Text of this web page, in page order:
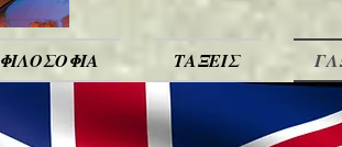
ΦΙΛΟΣΟΦΙΑ ΤΑΞΕΙΣ